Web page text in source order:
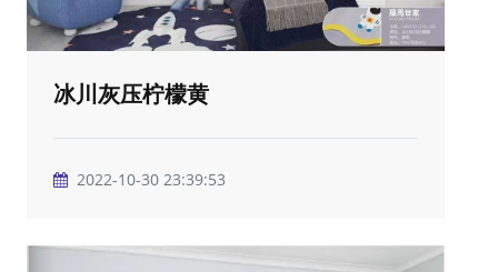
冰川灰压柠檬黄
2022-10-30 23:39:53